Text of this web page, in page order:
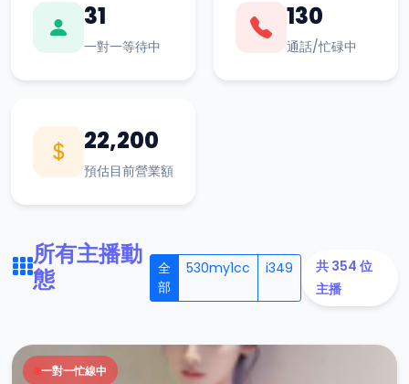
31
一對一等待中
130
通話/忙碌中
22,200
預估目前營業額
所有主播動
態
全
部
530my1cc i349
共 354 位
主播
一對一忙線中